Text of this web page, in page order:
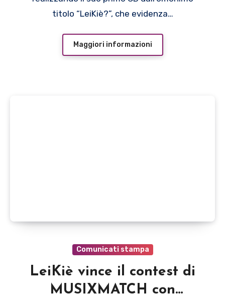
titolo “LeiKiè?”, che evidenza…
Maggiori informazioni
Comunicati stampa
LeiKiè vince il contest di
MUSIXMATCH con